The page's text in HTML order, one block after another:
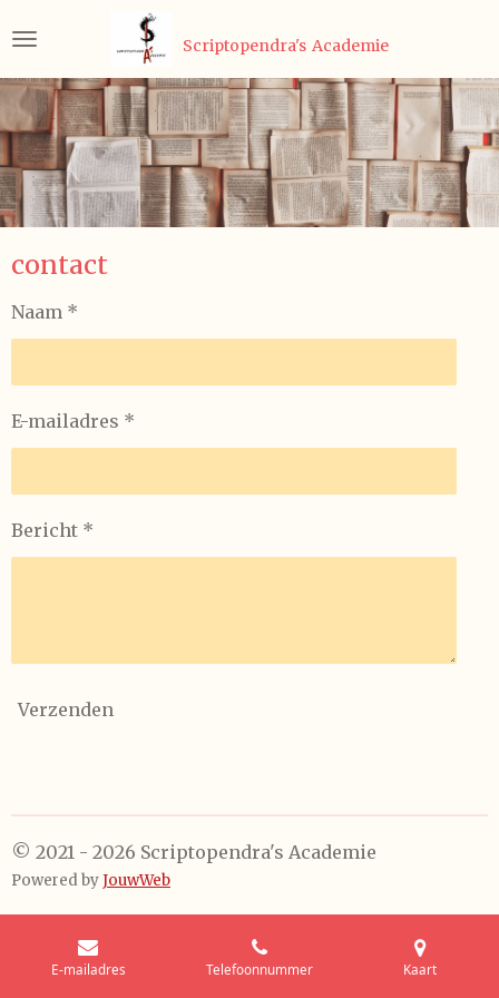
direct
naar
de
hoofdinhoud
Scriptopendra's Academie
contact
Naam *
E-mailadres *
Bericht *
Verzenden
© 2021 - 2026 Scriptopendra's Academie
Powered byJouwWeb
E-mailadres Telefoonnummer Kaart